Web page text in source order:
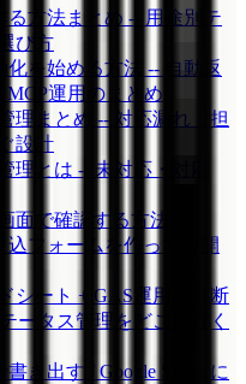
方法まとめ -- 用途別テ
び方
を始める方法 -- 自動返
MCP運用のまとめ
理まとめ -- 対応漏れ・担
設計
理とは -- 未対応・対応
面で確認する方法
フォームを作って公開
シート + GAS運用の判断
ータス管理をどこに置く
き出す / Google Sheetsに